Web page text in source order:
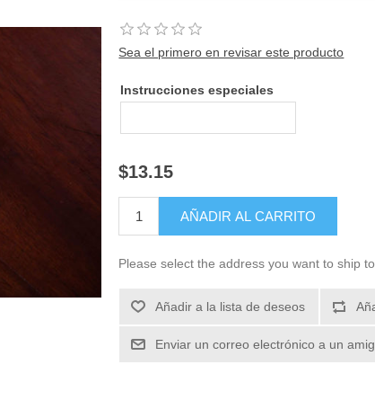
Sea el primero en revisar este producto
Instrucciones especiales
$13.15
Please select the address you want to ship to